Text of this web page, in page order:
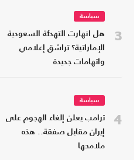
3
سياسة
هل انهارت التهدئة السعودية
الإماراتية؟ تراشق إعلامي
واتهامات جديدة
4
سياسة
ترامب يعلن إلغاء الهجوم على
إيران مقابل صفقة.. هذه
ملامحها